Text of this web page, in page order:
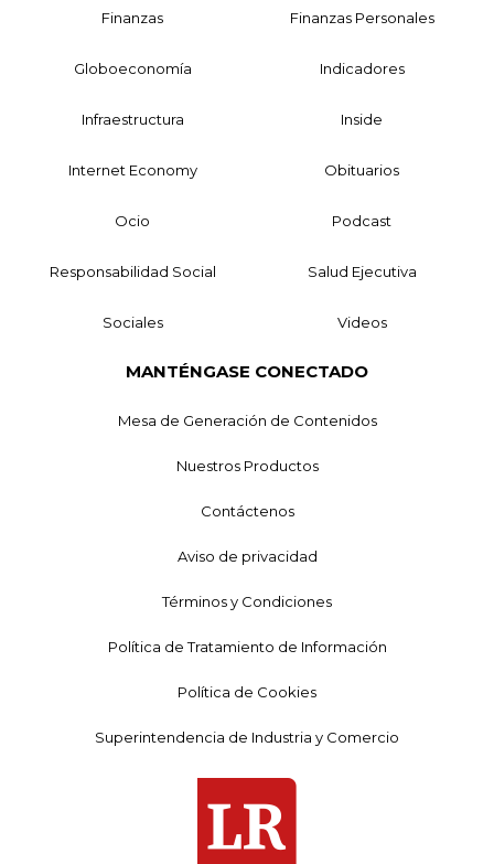
Finanzas Finanzas Personales
Globoeconomía Indicadores
Infraestructura Inside
Internet Economy Obituarios
Ocio Podcast
Responsabilidad Social Salud Ejecutiva
Sociales Videos
MANTÉNGASE CONECTADO
Mesa de Generación de Contenidos
Nuestros Productos
Contáctenos
Aviso de privacidad
Términos y Condiciones
Política de Tratamiento de Información
Política de Cookies
Superintendencia de Industria y Comercio